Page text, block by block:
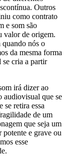
Outros
como contrato
e som são
valor de origem.
quando nós o
da mesma forma
cria a partir
irá dizer ao
audiovisual que se
se retira essa
de um
que seja um
potente e grave ou
esse